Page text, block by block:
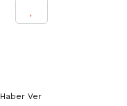
Ver